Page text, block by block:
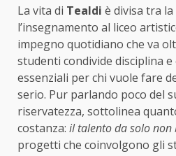
La vita di Tealdi è divisa tra
l’insegnamento al liceo
impegno quotidiano che va
studenti condivide disciplina
essenziali per chi vuole fare
serio. Pur parlando poco del
riservatezza, sottolinea
costanza: il talento da solo non
progetti che coinvolgono gli